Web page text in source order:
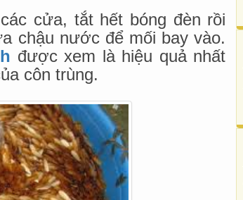
cửa, tắt hết bóng đèn rồi
chậu nước để mối bay vào.
được xem là hiệu quả nhất
côn trùng.